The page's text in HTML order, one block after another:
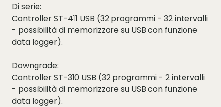
Di serie:
Controller ST-411 USB (32 programmi - 32 intervalli
- possibilità di memorizzare su USB con funzione
data logger).
Downgrade:
Controller ST-310 USB (32 programmi - 2 intervalli
- possibilità di memorizzare su USB con funzione
data logger).